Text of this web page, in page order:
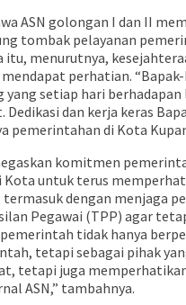
ASN golongan I dan II
tombak pelayanan
itu, menurutnya,
perhatian.
setiap hari berhadapan
Dedikasi dan kerja keras
pemerintahan di Kota
komitmen
Kota untuk terus
termasuk dengan menjaga
Pegawai (TPP) agar
tidak hanya
tetapi sebagai pihak
tetapi juga
ASN,” tambahnya.